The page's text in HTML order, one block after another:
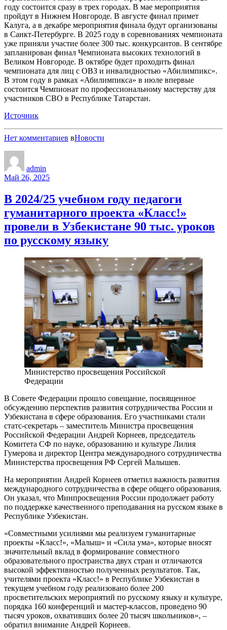
году состоится сразу в трех городах. В мае мероприятия
пройдут в Нижнем Новгороде. В августе финал примет
Калуга, а в декабре мероприятия финала будут организованы
в Санкт-Петербурге. В 2025 году в соревнованиях чемпионата
уже приняли участие более 300 тыс. конкурсантов. В сентябре
запланирован финал Чемпионата высоких технологий в
Великом Новгороде. В октябре будет проходить финал
чемпионата для лиц с ОВЗ и инвалидностью «Абилимпикс».
В этом году в рамках «Абилимпикса» в июле впервые
состоится Чемпионат по профессиональному мастерству для
участников СВО в Республике Татарстан.
Источник
Нет комментариев вНовости
admin
Май 26, 2025
В 2024/25 учебном году педагоги
гуманитарного проекта «Класс!»
провели в Узбекистане 90 тыс. уроков
по русскому языку
Министерство просвещения Российской
Федерации
В Совете Федерации прошло совещание, посвященное
обсуждению перспектив развития сотрудничества России и
Узбекистана в сфере образования. Его участниками стали
статс-секретарь – заместитель Министра просвещения
Российской Федерации Андрей Корнеев, председатель
Комитета СФ по науке, образованию и культуре Лилия
Гумерова и директор Центра международного сотрудничества
Министерства просвещения РФ Сергей Малышев.
На мероприятии Андрей Корнеев отметил важность развития
международного сотрудничества в сфере общего образования.
Он указал, что Минпросвещения России продолжает работу
по поддержке качественного преподавания на русском языке в
Республике Узбекистан.
«Совместными усилиями мы реализуем гуманитарные
проекты «Класс!», «Малыш» и «Сила ума», которые вносят
значительный вклад в формирование совместного
образовательного пространства двух стран и отличаются
высокой эффективностью полученных результатов. Так,
учителями проекта «Класс!» в Республике Узбекистан в
текущем учебном году реализовано более 200
просветительских мероприятий по русскому языку и культуре,
порядка 160 конференций и мастер-классов, проведено 90
тысяч уроков, охвативших более 20 тысяч школьников», –
обратил внимание Андрей Корнеев.